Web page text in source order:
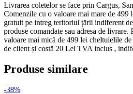
Livrarea coletelor se face prin Cargus,
Comenzile cu o valoare mai mare de 499
gratuit pe intreg teritoriul țării indiferent
produse comandate sau adresa de livrare.
valoare mai mică de 499 lei cheltuielile
de client și costă 20 Lei TVA inclus ,
Produse similare
-38%